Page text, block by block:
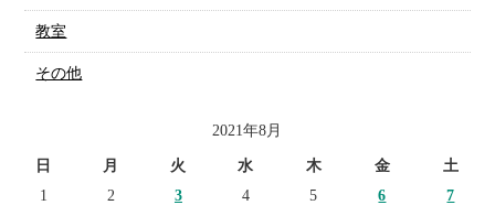
教室
その他
2021年8月
日 月 火 水 木 金 土
1 2 3 4 5 6
7